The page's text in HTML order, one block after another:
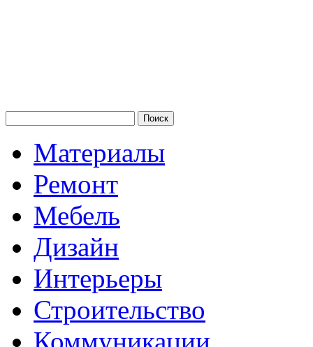
Материалы
Ремонт
Мебель
Дизайн
Интерьеры
Строительство